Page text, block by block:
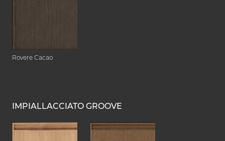
Rovere Cacao
IMPIALLACCIATO GROOVE